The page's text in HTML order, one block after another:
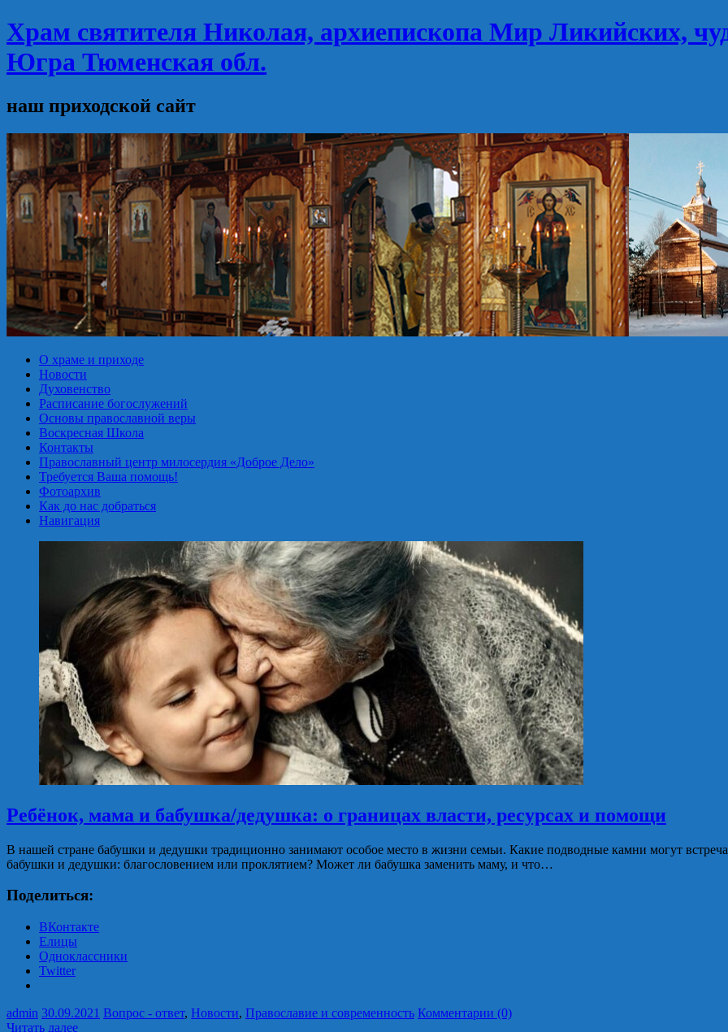
Храм святителя Николая, архиепископа Мир Ликийских,
Югра Тюменская обл.
наш приходской сайт
О храме и приходе
Новости
Духовенство
Расписание богослужений
Основы православной веры
Воскресная Школа
Контакты
Православный центр милосердия «Доброе Дело»
Требуется Ваша помощь!
Фотоархив
Как до нас добраться
Навигация
Ребёнок, мама и бабушка/дедушка: о границах власти, ресурсах и помощи
В нашей стране бабушки и дедушки традиционно занимают особое место в жизни семьи. Какие подводные камни могут
бабушки и дедушки: благословением или проклятием? Может ли бабушка заменить маму, и что…
Поделиться:
ВКонтакте
Елицы
Одноклассники
Twitter
admin 30.09.2021 Вопрос - ответ, Новости, Православие и современность Комментарии (0)
Читать далее